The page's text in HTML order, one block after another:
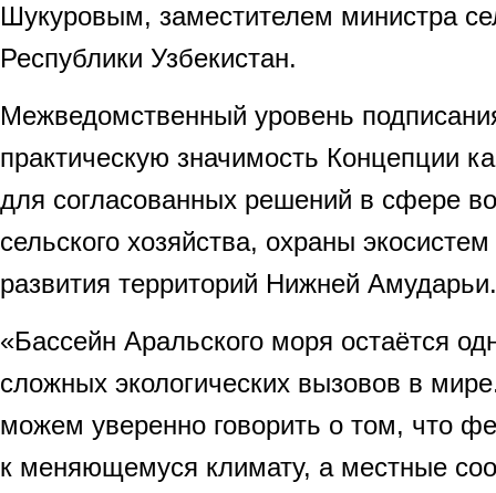
Шукуровым, заместителем министра
Республики Узбекистан.
Межведомственный уровень
практическую значимость Концепции
для согласованных решений в сфере
сельского хозяйства, охраны
развития территорий Нижней Амударьи.
«Бассейн Аральского моря остаётся
сложных экологических вызовов в
можем уверенно говорить о том, что
к меняющемуся климату, а местные